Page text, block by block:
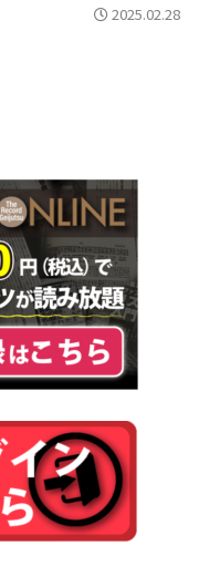
2025.02.28